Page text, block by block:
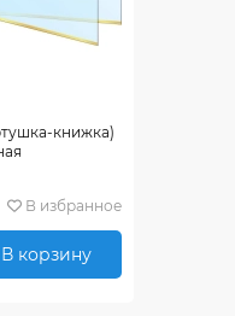
книжка)
В избранное
В корзину